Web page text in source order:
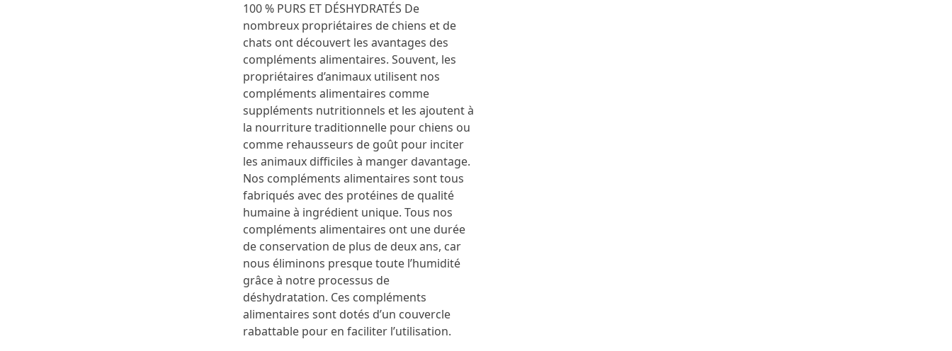
100 % PURS ET DÉSHYDRATÉS De
nombreux propriétaires de chiens et de
chats ont découvert les avantages des
compléments alimentaires. Souvent, les
propriétaires d’animaux utilisent nos
compléments alimentaires comme
suppléments nutritionnels et les ajoutent à
la nourriture traditionnelle pour chiens ou
comme rehausseurs de goût pour inciter
les animaux difficiles à manger davantage.
Nos compléments alimentaires sont tous
fabriqués avec des protéines de qualité
humaine à ingrédient unique. Tous nos
compléments alimentaires ont une durée
de conservation de plus de deux ans, car
nous éliminons presque toute l’humidité
grâce à notre processus de
déshydratation. Ces compléments
alimentaires sont dotés d’un couvercle
rabattable pour en faciliter l’utilisation.